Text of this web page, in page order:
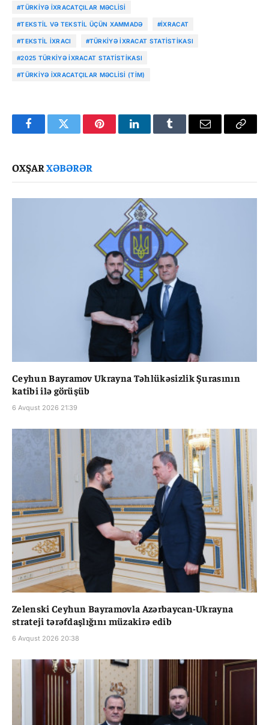
#TÜRKIYƏ İXRACATÇILAR MƏCLISI
#TEKSTIL VƏ TEKSTIL ÜÇÜN XAMMADƏ #IXRACAT
#TEKSTIL IXRACI #TÜRKIYƏ IXRACAT STATISTIKASI
#2025 TÜRKIYƏ IXRACAT STATISTIKASI
#TÜRKIYƏ İXRACATÇILAR MƏCLISI (TİM)
FacebookTwitter PinterestLinkedInTumblr Email
Copy
OXŞARXƏBƏRƏR
Ceyhun Bayramov Ukrayna Təhlükəsizlik Şurasının
katibi ilə görüşüb
6 Avqust 2026 21:39
Zelenski Ceyhun Bayramovla Azərbaycan-Ukrayna
strateji tərəfdaşlığını müzakirə edib
6 Avqust 2026 20:38